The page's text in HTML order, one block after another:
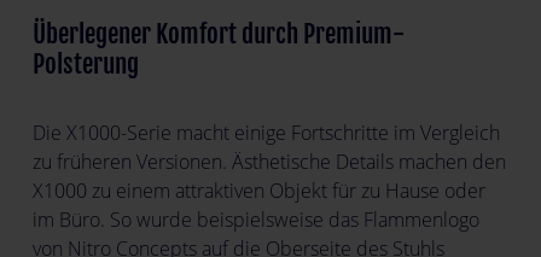
Überlegener Komfort durch Premium-
Polsterung
Die X1000-Serie macht einige Fortschritte im Vergleich
zu früheren Versionen. Ästhetische Details machen den
X1000 zu einem attraktiven Objekt für zu Hause oder
im Büro. So wurde beispielsweise das Flammenlogo
von Nitro Concepts auf die Oberseite des Stuhls